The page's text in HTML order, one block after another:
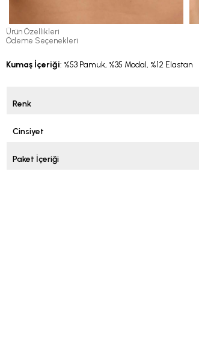
Ürün Özellikleri
Ödeme Seçenekleri
Kumaş İçeriği: %53 Pamuk, %35 Modal, %12 Elastan
Renk
Cinsiyet
Paket İçeriği